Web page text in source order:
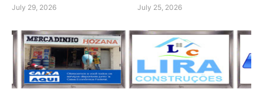
July 29, 2026 July 25, 2026